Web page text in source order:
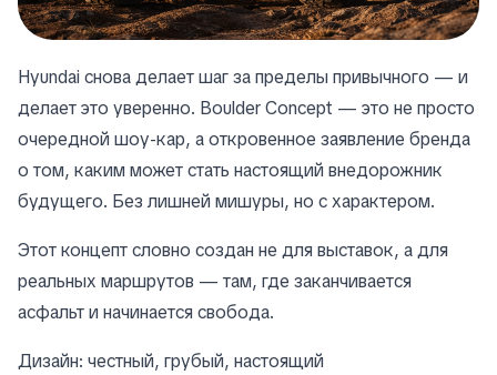
Hyundai снова делает шаг за пределы привычного — и
делает это уверенно. Boulder Concept — это не просто
очередной шоу-кар, а откровенное заявление бренда
о том, каким может стать настоящий внедорожник
будущего. Без лишней мишуры, но с характером.
Этот концепт словно создан не для выставок, а для
реальных маршрутов — там, где заканчивается
асфальт и начинается свобода.
Дизайн: честный, грубый, настоящий